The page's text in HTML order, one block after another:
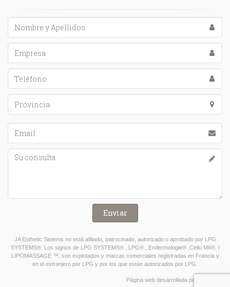
JA Esthetic Sistems no está afiliado, patrocinado, autorizado o aprobado por LPG
SYSTEMS®. Los signos de LPG SYSTEMS® , LPG® , Endermologie® ,Cellu M6®, l
LIPOMASSAGE ™, son explotados y marcas comerciales registradas en Francia y
en el extranjero por LPG y por los que están autorizados por LPG.
Página web desarrollada por